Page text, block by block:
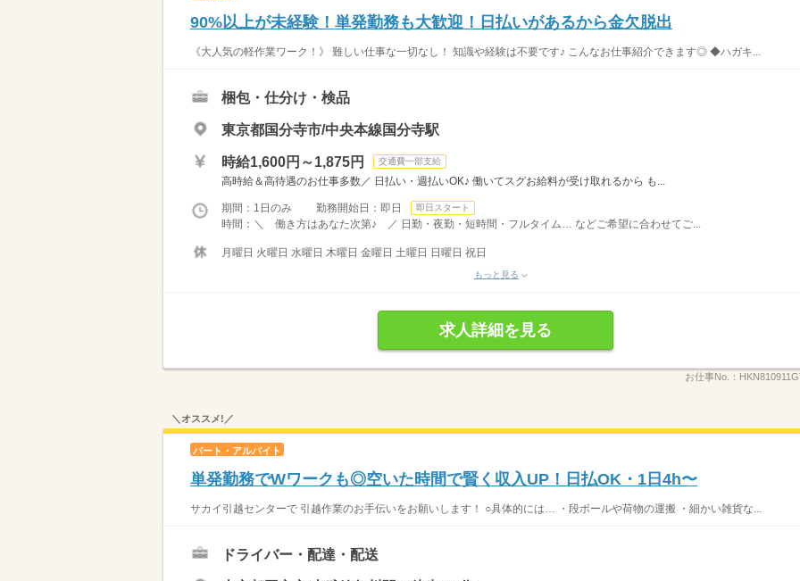
90%以上が未経験！単発勤務も大歓迎！日払いがあるから金欠脱出
《大人気の軽作業ワーク！》 難しい仕事な一切なし！ 知識や経験は不要です♪ こんなお仕事紹介できます◎ ◆ハガキ...
梱包・仕分け・検品
東京都国分寺市/中央本線国分寺駅
時給1,600円～1,875円 交通費一部支給
高時給＆高待遇のお仕事多数／ 日払い・週払いOK♪ 働いてスグお給料が受け取れるから も...
期間：1日のみ 勤務開始日：即日 即日スタート
時間：＼ 働き方はあなた次第♪ ／ 日勤・夜勤・短時間・フルタイム… などご希望に合わせてご...
月曜日 火曜日 水曜日 木曜日 金曜日 土曜日 日曜日 祝日
もっと見る
求人詳細を見る
お仕事No.：
＼オススメ!／
パート・アルバイト
単発勤務でWワークも◎空いた時間で賢く収入UP！日払OK・1日4h〜
サカイ引越センターで 引越作業のお手伝いをお願いします！ ○具体的には… ・段ボールや荷物の運搬 ・細かい雑貨な...
ドライバー・配達・配送